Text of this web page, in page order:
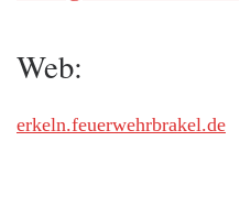
Web:
erkeln.feuerwehrbrakel.de